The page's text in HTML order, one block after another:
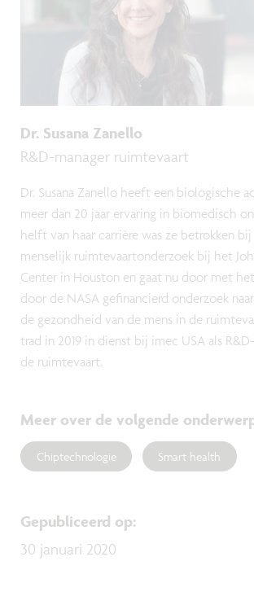
Dr. Susana Zanello
R&D-manager ruimtevaart
Dr. Susana Zanello heeft een biologische
meer dan 20 jaar ervaring in biomedisch
helft van haar carrière was ze betrokken
menselijk ruimtevaartonderzoek bij het
Center in Houston en gaat nu door met
door de NASA gefinancierd onderzoek
de gezondheid van de mens in de
trad in 2019 in dienst bij imec USA als
de ruimtevaart.
Meer over de volgende
Chiptechnologie Smart health
Gepubliceerd op:
30 januari 2020